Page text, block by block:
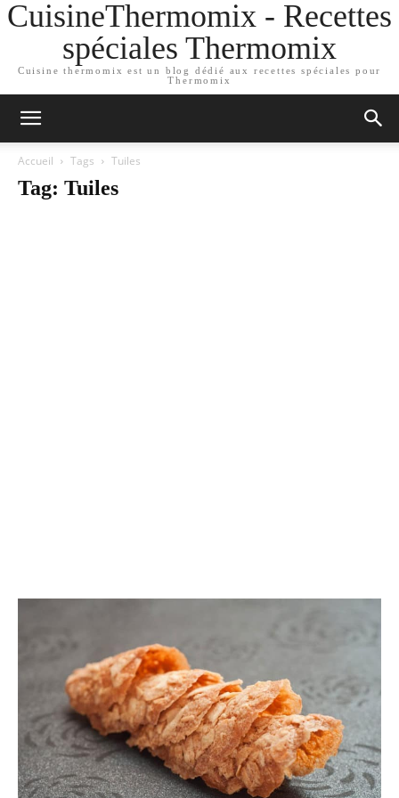
CuisineThermomix - Recettes
spéciales Thermomix
Cuisine thermomix est un blog dédié aux recettes spéciales pour
Thermomix
Accueil Tags Tuiles
Tag: Tuiles